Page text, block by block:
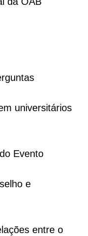
universitários
Evento
e
entre o